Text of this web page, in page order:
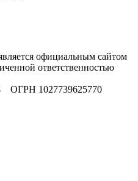
официальным сайтом
ответственностью
ОГРН 1027739625770